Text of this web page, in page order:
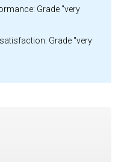
Grade "very
Grade "very